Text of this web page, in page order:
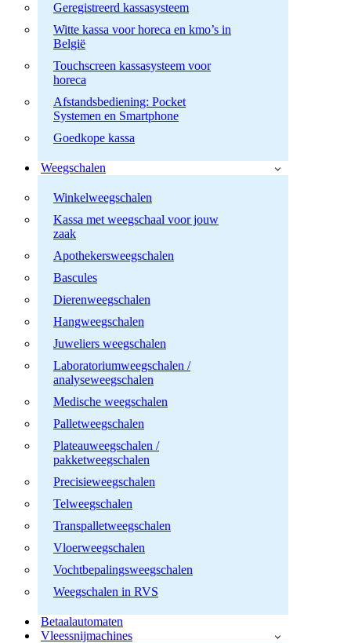
Geregistreerd kassasysteem
Witte kassa voor horeca en kmo’s in
België
Touchscreen kassasysteem voor
horeca
Afstandsbediening: Pocket
Systemen en Smartphone
Goedkope kassa
Weegschalen
Winkelweegschalen
Kassa met weegschaal voor jouw
zaak
Apothekersweegschalen
Bascules
Dierenweegschalen
Hangweegschalen
Juweliers weegschalen
Laboratoriumweegschalen /
analyseweegschalen
Medische weegschalen
Palletweegschalen
Plateauweegschalen /
pakketweegschalen
Precisieweegschalen
Telweegschalen
Transpalletweegschalen
Vloerweegschalen
Vochtbepalingsweegschalen
Weegschalen in RVS
Betaalautomaten
Vleessnijmachines